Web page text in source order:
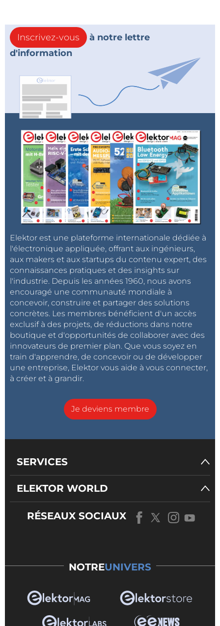
Inscrivez-vous
à notre lettre
d'information
Elektor est une plateforme internationale dédiée à
l'électronique appliquée, offrant aux ingénieurs,
aux makers et aux startups du contenu expert, des
connaissances pratiques et des insights sur
l'industrie. Depuis les années 1960, nous avons
encouragé une communauté mondiale à
concevoir, construire et partager des solutions
concrètes. Les membres bénéficient d'un accès
exclusif à des projets, de réductions dans notre
boutique et d'opportunités de collaborer avec des
innovateurs de premier plan. Que vous soyez en
train d'apprendre, de concevoir ou de développer
une entreprise, Elektor vous aide à vous connecter,
à créer et à grandir.
Je deviens membre
SERVICES
ELEKTOR WORLD
RÉSEAUX SOCIAUX
NOTREUNIVERS